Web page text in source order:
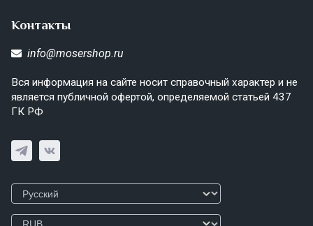
Контакты
info@mosershop.ru
Вся информация на сайте носит справочный характер и не
является публичной офертой, определяемой статьей 437
ГК РФ